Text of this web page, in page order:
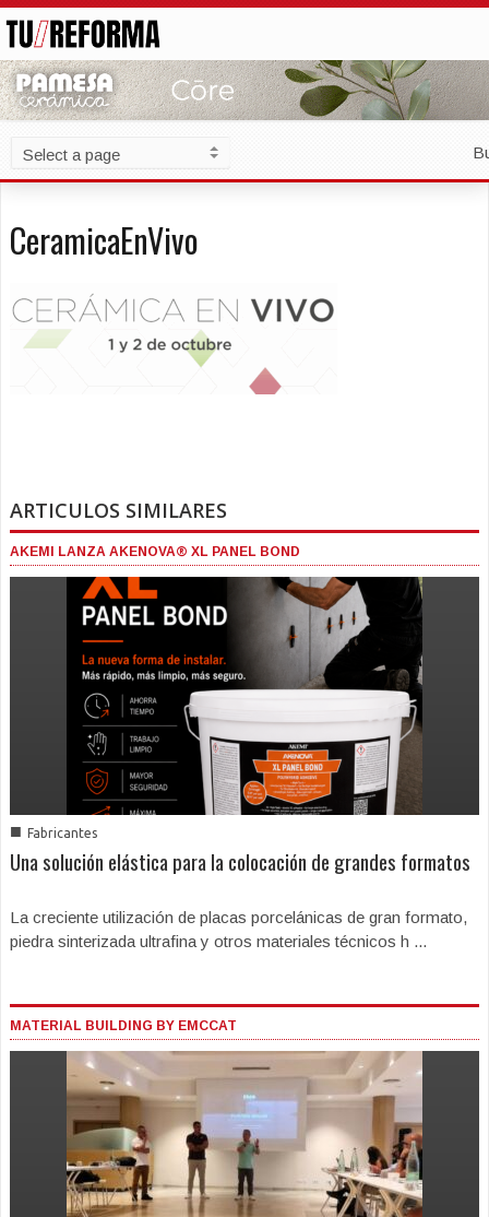
CeramicaEnVivo
ARTICULOS SIMILARES
AKEMI LANZA AKENOVA® XL PANEL BOND
■ Fabricantes
Una solución elástica para la colocación de grandes formatos
La creciente utilización de placas porcelánicas de gran formato,
piedra sinterizada ultrafina y otros materiales técnicos h ...
MATERIAL BUILDING BY EMCCAT